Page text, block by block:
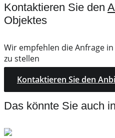
Kontaktieren Sie den
Objektes
Wir empfehlen die Anfrage
zu stellen
Kontaktieren Sie den
Das könnte Sie auch